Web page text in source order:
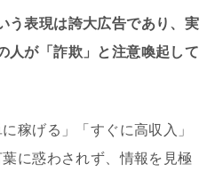
う表現は誇大広告であり、実
人が「詐欺」と注意喚起して
稼げる」「すぐに高収入」
に惑わされず、情報を見極